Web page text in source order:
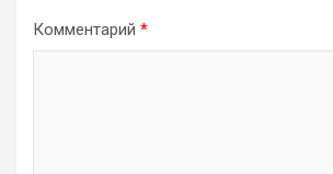
Комментарий *